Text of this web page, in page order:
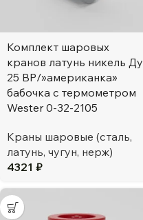
Комплект шаровых
кранов латунь никель Ду
25 ВР/»американка»
бабочка c термометром
Wester 0-32-2105
Краны шаровые (сталь,
латунь, чугун, нерж)
4321 ₽